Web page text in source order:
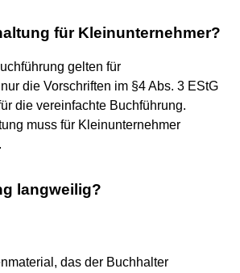
für Kleinunternehmer?
gelten für
die Vorschriften im §4 Abs. 3 EStG
die vereinfachte Buchführung.
muss für Kleinunternehmer
langweilig?
das der Buchhalter